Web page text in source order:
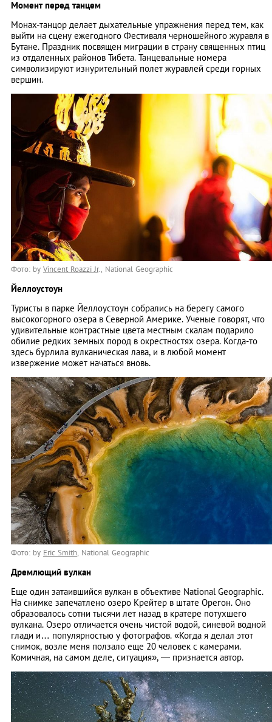
Момент перед танцем
Монах-танцор делает дыхательные упражнения перед тем, как
выйти на сцену ежегодного Фестиваля черношейного журавля в
Бутане. Праздник посвящен миграции в страну священных птиц
из отдаленных районов Тибета. Танцевальные номера
символизируют изнурительный полет журавлей среди горных
вершин.
Фото: by Vincent Roazzi Jr., National Geographic
Йеллоустоун
Туристы в парке Йеллоустоун собрались на берегу самого
высокогорного озера в Северной Америке. Ученые говорят, что
удивительные контрастные цвета местным скалам подарило
обилие редких земных пород в окрестностях озера. Когда-то
здесь бурлила вулканическая лава, и в любой момент
извержение может начаться вновь.
Фото: by Eric Smith, National Geographic
Дремлющий вулкан
Еще один затаившийся вулкан в объективе National Geographic.
На снимке запечатлено озеро Крейтер в штате Орегон. Оно
образовалось сотни тысячи лет назад в кратере потухшего
вулкана. Озеро отличается очень чистой водой, синевой водной
глади и… популярностью у фотографов. «Когда я делал этот
снимок, возле меня ползало еще 20 человек с камерами.
Комичная, на самом деле, ситуация», — признается автор.